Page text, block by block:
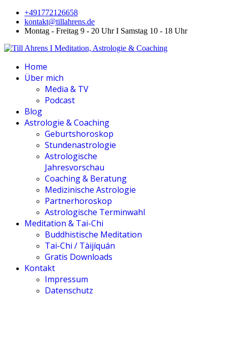
+491772126658
kontakt@tillahrens.de
Montag - Freitag 9 - 20 Uhr I Samstag 10 - 18 Uhr
Home
Über mich
Media & TV
Podcast
Blog
Astrologie & Coaching
Geburtshoroskop
Stundenastrologie
Astrologische
Jahresvorschau
Coaching & Beratung
Medizinische Astrologie
Partnerhoroskop
Astrologische Terminwahl
Meditation & Tai-Chi
Buddhistische Meditation
Tai-Chi / Tàijíquán
Gratis Downloads
Kontakt
Impressum
Datenschutz